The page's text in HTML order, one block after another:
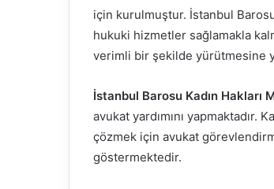
için kurulmuştur. İstanbul
hukuki hizmetler sağlamakla
verimli bir şekilde yürütmesine
İstanbul Barosu Kadın Hakları
avukat yardımını yapmaktadır.
çözmek için avukat
göstermektedir.